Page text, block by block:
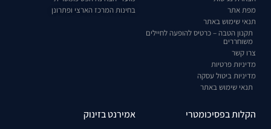
מפת אתר
תנאי שימוש באתר
תקנון הטבה – כרטיס להופעה לחיילים
משוחררים
צרו קשר
מדיניות פרטיות
מדיניות ביטול עסקה
תנאי שימוש באתר
בחינות המרכז הארצי ופתרונן
הקלות בפסיכומטרי אמירנט בזינוק